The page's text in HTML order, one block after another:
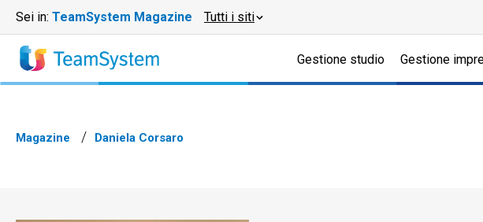
Sei in: TeamSystem Magazine Tutti i siti
Gestione studio Gestione
Magazine Daniela Corsaro